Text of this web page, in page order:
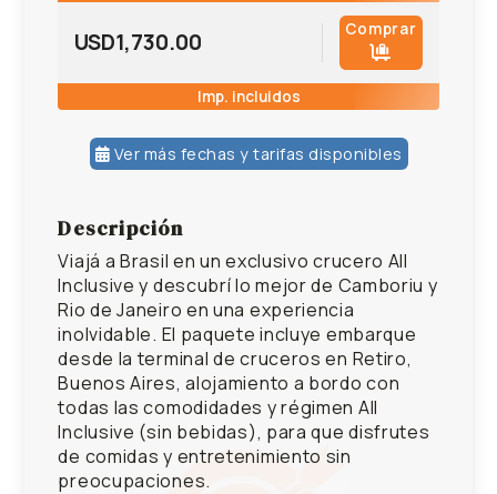
USD1,730.00 Comprar
Imp. incluidos
Ver más fechas y tarifas disponibles
27/02/2027USD 1,730.00
Descripción
Viajá a Brasil en un exclusivo crucero All
Inclusive y descubrí lo mejor de Camboriu y
Rio de Janeiro en una experiencia
inolvidable. El paquete incluye embarque
desde la terminal de cruceros en Retiro,
Buenos Aires, alojamiento a bordo con
todas las comodidades y régimen All
Inclusive (sin bebidas), para que disfrutes
de comidas y entretenimiento sin
preocupaciones.